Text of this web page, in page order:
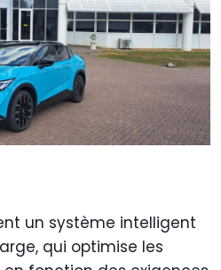
un système intelligent
qui optimise les